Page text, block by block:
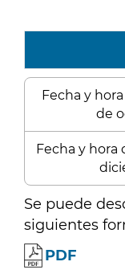
Fecha y
de
Fecha y hora
Se puede
siguientes
PDF